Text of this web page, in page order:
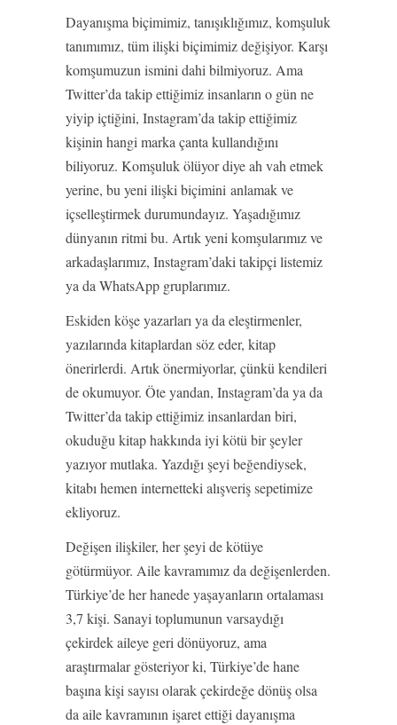
Dayanışma biçimimiz, tanışıklığımız, komşuluk
tanımımız, tüm ilişki biçimimiz değişiyor. Karşı
komşumuzun ismini dahi bilmiyoruz. Ama
Twitter’da takip ettiğimiz insanların o gün ne
yiyip içtiğini, Instagram’da takip ettiğimiz
kişinin hangi marka çanta kullandığını
biliyoruz. Komşuluk ölüyor diye ah vah etmek
yerine, bu yeni ilişki biçimini anlamak ve
içselleştirmek durumundayız. Yaşadığımız
dünyanın ritmi bu. Artık yeni komşularımız ve
arkadaşlarımız, Instagram’daki takipçi listemiz
ya da WhatsApp gruplarımız.
Eskiden köşe yazarları ya da eleştirmenler,
yazılarında kitaplardan söz eder, kitap
önerirlerdi. Artık önermiyorlar, çünkü kendileri
de okumuyor. Öte yandan, Instagram’da ya da
Twitter’da takip ettiğimiz insanlardan biri,
okuduğu kitap hakkında iyi kötü bir şeyler
yazıyor mutlaka. Yazdığı şeyi beğendiysek,
kitabı hemen internetteki alışveriş sepetimize
ekliyoruz.
Değişen ilişkiler, her şeyi de kötüye
götürmüyor. Aile kavramımız da değişenlerden.
Türkiye’de her hanede yaşayanların ortalaması
3,7 kişi. Sanayi toplumunun varsaydığı
çekirdek aileye geri dönüyoruz, ama
araştırmalar gösteriyor ki, Türkiye’de hane
başına kişi sayısı olarak çekirdeğe dönüş olsa
da aile kavramının işaret ettiği dayanışma